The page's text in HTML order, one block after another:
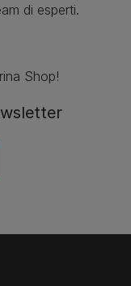
di esperti.
Shop!